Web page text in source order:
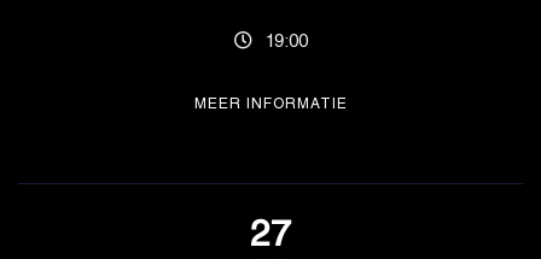
19:00
MEER INFORMATIE
27